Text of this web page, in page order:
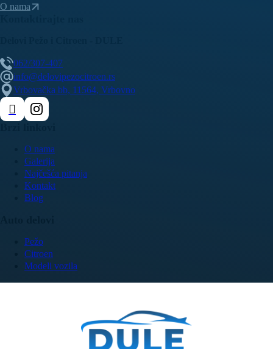
O nama
O nama
Galerija
Najčešća pitanja
Kontakt
Blog
Pežo
Citroen
Modeli vozila
062/307-407
info@delovipezocitroen.rs
Vrbovačka bb, 11564, Vrbovno